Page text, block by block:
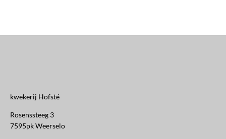
kwekerij Hofsté
Rosenssteeg 3
7595pk Weerselo